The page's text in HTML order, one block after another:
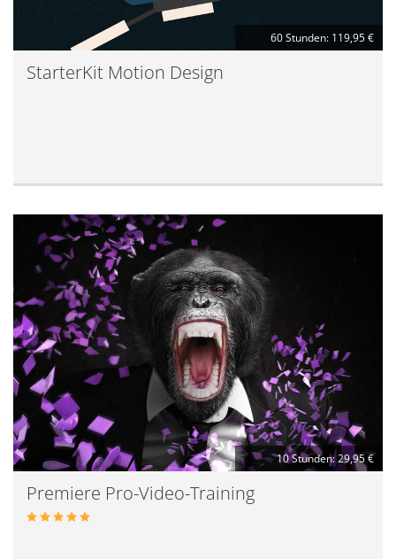
60 Stunden: 119,95 €
StarterKit Motion Design
10 Stunden: 29,95 €
Premiere Pro-Video-Training